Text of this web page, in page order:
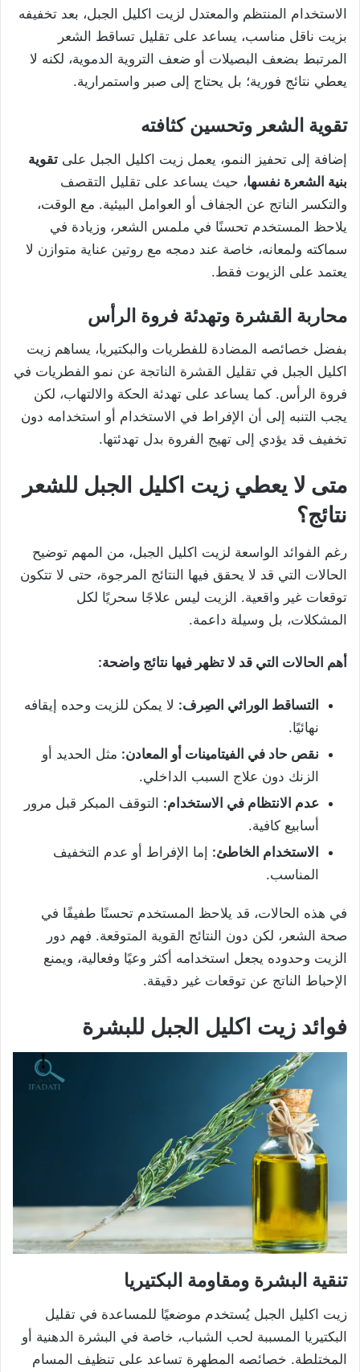
الاستخدام المنتظم والمعتدل لزيت اكليل الجبل، بعد تخفيفه
بزيت ناقل مناسب، يساعد على تقليل تساقط الشعر
المرتبط بضعف البصيلات أو ضعف التروية الدموية، لكنه لا
يعطي نتائج فورية؛ بل يحتاج إلى صبر واستمرارية.
تقوية الشعر وتحسين كثافته
إضافة إلى تحفيز النمو، يعمل زيت اكليل الجبل على تقوية
بنية الشعرة نفسها، حيث يساعد على تقليل التقصف
والتكسر الناتج عن الجفاف أو العوامل البيئية. مع الوقت،
يلاحظ المستخدم تحسنًا في ملمس الشعر، وزيادة في
سماكته ولمعانه، خاصة عند دمجه مع روتين عناية متوازن لا
يعتمد على الزيوت فقط.
محاربة القشرة وتهدئة فروة الرأس
بفضل خصائصه المضادة للفطريات والبكتيريا، يساهم زيت
اكليل الجبل في تقليل القشرة الناتجة عن نمو الفطريات في
فروة الرأس. كما يساعد على تهدئة الحكة والالتهاب، لكن
يجب التنبه إلى أن الإفراط في الاستخدام أو استخدامه دون
تخفيف قد يؤدي إلى تهيج الفروة بدل تهدئتها.
متى لا يعطي زيت اكليل الجبل للشعر
نتائج؟
رغم الفوائد الواسعة لزيت اكليل الجبل، من المهم توضيح
الحالات التي قد لا يحقق فيها النتائج المرجوة، حتى لا تتكون
توقعات غير واقعية. الزيت ليس علاجًا سحريًا لكل
المشكلات، بل وسيلة داعمة.
أهم الحالات التي قد لا تظهر فيها نتائج واضحة:
التساقط الوراثي الصِرف: لا يمكن للزيت وحده إيقافه
نهائيًا.
نقص حاد في الفيتامينات أو المعادن: مثل الحديد أو
الزنك دون علاج السبب الداخلي.
عدم الانتظام في الاستخدام: التوقف المبكر قبل مرور
أسابيع كافية.
الاستخدام الخاطئ: إما الإفراط أو عدم التخفيف
المناسب.
في هذه الحالات، قد يلاحظ المستخدم تحسنًا طفيفًا في
صحة الشعر، لكن دون النتائج القوية المتوقعة. فهم دور
الزيت وحدوده يجعل استخدامه أكثر وعيًا وفعالية، ويمنع
الإحباط الناتج عن توقعات غير دقيقة.
فوائد زيت اكليل الجبل للبشرة
تنقية البشرة ومقاومة البكتيريا
زيت اكليل الجبل يُستخدم موضعيًا للمساعدة في تقليل
البكتيريا المسببة لحب الشباب، خاصة في البشرة الدهنية أو
المختلطة. خصائصه المطهرة تساعد على تنظيف المسام